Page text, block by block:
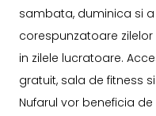
sambata, duminica si
corespunzatoare
in zilele lucratoare.
gratuit, sala de fitness
Nufarul vor beneficia